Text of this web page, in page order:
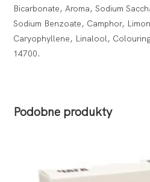
Bicarbonate, Aroma, Sodium
Sodium Benzoate, Camphor,
Caryophyllene, Linalool,
14700.
Podobne produkty